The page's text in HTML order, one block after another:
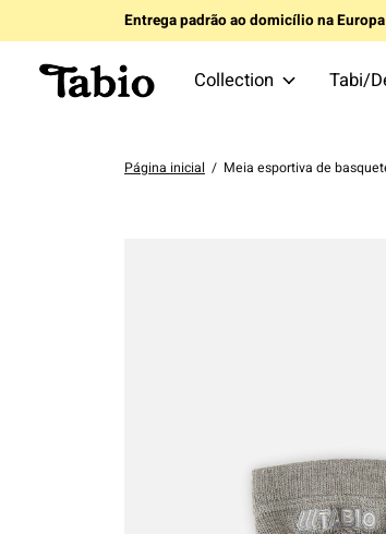
Entrega padrão ao domicílio na
Collection Tabi/
Página inicial / Meia esportiva de